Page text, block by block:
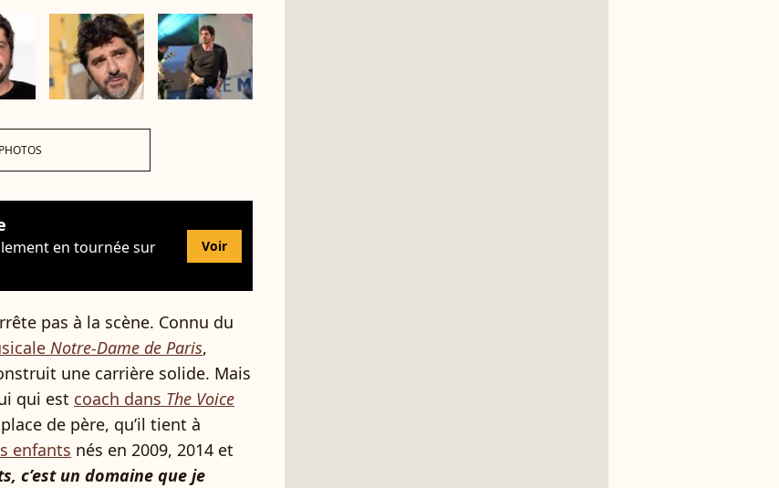
en tournée sur
Voir
pas à la scène. Connu du
Notre-Dame de Paris,
une carrière solide. Mais
qui est coach dans The Voice
de père, qu’il tient à
enfants nés en 2009, 2014 et
c’est un domaine que je